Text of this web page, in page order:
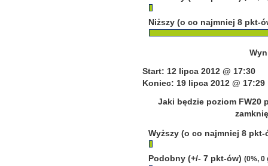
Niższy (o co najmniej 8 pkt-
Start: 12 lipca 2012 @ 17:30
Koniec: 19 lipca 2012 @ 17:29
Jaki będzie poziom FW20
Wyższy (o co najmniej 8
Podobny (+/- 7 pkt-ów) (0%, 0